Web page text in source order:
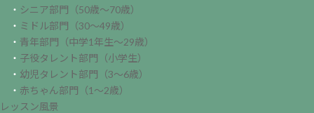
・ シニア部門（50歳～70歳）
・ ミドル部門（30～49歳）
・ 青年部門（中学1年生～29歳）
・ 子役タレント部門（小学生）
・ 幼児タレント部門（3～6歳）
・ 赤ちゃん部門（1～2歳）
レッスン風景